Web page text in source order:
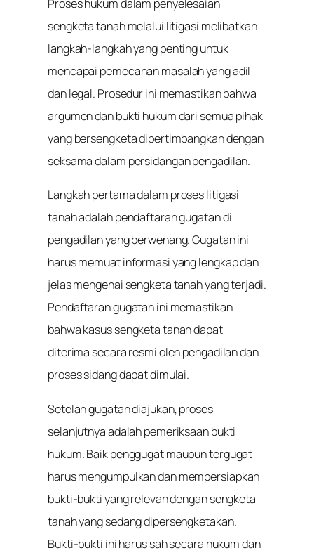
Proses hukum dalam penyelesaian
sengketa tanah melalui litigasi melibatkan
langkah-langkah yang penting untuk
mencapai pemecahan masalah yang adil
dan legal. Prosedur ini memastikan bahwa
argumen dan bukti hukum dari semua pihak
yang bersengketa dipertimbangkan dengan
seksama dalam persidangan pengadilan.
Langkah pertama dalam proses litigasi
tanah adalah pendaftaran gugatan di
pengadilan yang berwenang. Gugatan ini
harus memuat informasi yang lengkap dan
jelas mengenai sengketa tanah yang terjadi.
Pendaftaran gugatan ini memastikan
bahwa kasus sengketa tanah dapat
diterima secara resmi oleh pengadilan dan
proses sidang dapat dimulai.
Setelah gugatan diajukan, proses
selanjutnya adalah pemeriksaan bukti
hukum. Baik penggugat maupun tergugat
harus mengumpulkan dan mempersiapkan
bukti-bukti yang relevan dengan sengketa
tanah yang sedang dipersengketakan.
Bukti-bukti ini harus sah secara hukum dan